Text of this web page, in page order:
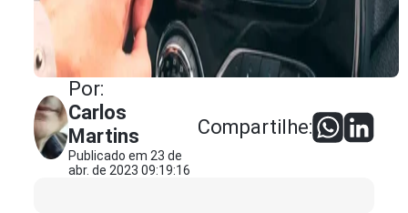
Por:
Carlos
Martins
Publicado em 23 de
abr. de 2023 09:19:16
Compartilhe: